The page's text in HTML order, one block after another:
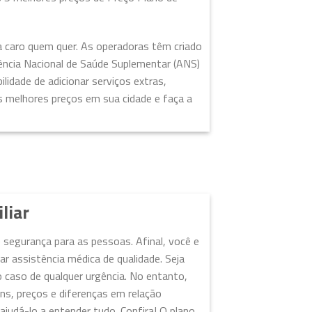
quem quer. As operadoras têm criado
Nacional de Saúde Suplementar (ANS)
de adicionar serviços extras,
preços em sua cidade e faça a
para as pessoas. Afinal, você e
médica de qualidade. Seja
de qualquer urgência. No entanto,
preços e diferenças em relação